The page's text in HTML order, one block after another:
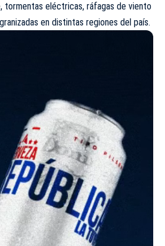
tormentas eléctricas, ráfagas de viento
en distintas regiones del país.